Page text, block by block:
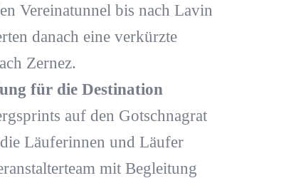
Vereinatunnel bis nach Lavin
danach eine verkürzte
Zernez.
für die Destination
auf den Gotschnagrat
Läuferinnen und Läufer
mit Begleitung